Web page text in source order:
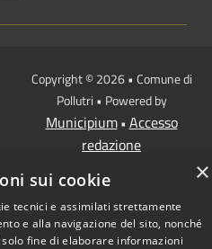
Copyright © 2026 • Comune di
Pollutri • Powered by
Municipium• Accesso
redazione
×
sui cookie
tecnici e assimilati strettamente
e alla navigazione del sito, nonché
fine di elaborare informazioni